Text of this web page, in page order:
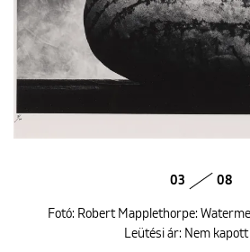
03 08
Fotó: Robert Mapplethorpe:
Leütési ár: Nem